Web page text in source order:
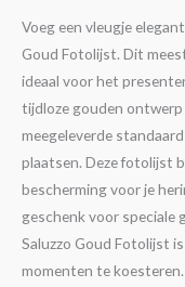
Voeg een vleugje
Goud Fotolijst. Dit
ideaal voor het
tijdloze gouden
meegeleverde
plaatsen. Deze fotolijst
bescherming voor je
geschenk voor speciale
Saluzzo Goud Fotolijst
momenten te koesteren.